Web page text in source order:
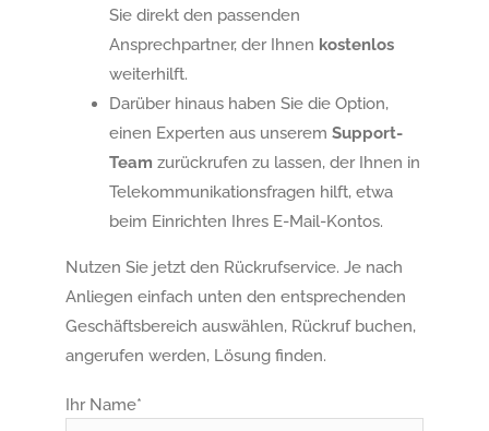
Sie direkt den passenden
Ansprechpartner, der Ihnen kostenlos
weiterhilft.
Darüber hinaus haben Sie die Option,
einen Experten aus unserem Support-
Team zurückrufen zu lassen, der Ihnen in
Telekommunikationsfragen hilft, etwa
beim Einrichten Ihres E-Mail-Kontos.
Nutzen Sie jetzt den Rückrufservice. Je nach
Anliegen einfach unten den entsprechenden
Geschäftsbereich auswählen, Rückruf buchen,
angerufen werden, Lösung finden.
Ihr Name*